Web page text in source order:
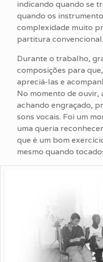
indicando quando se
quando os
complexidade muito
partitura convencional.
Durante o trabalho,
composições para
apreciá-las e
No momento de ouvir,
achando engraçado,
sons vocais. Foi um
uma queria
que é um bom
mesmo quando